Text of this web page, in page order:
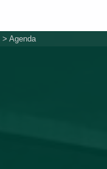
>Agenda